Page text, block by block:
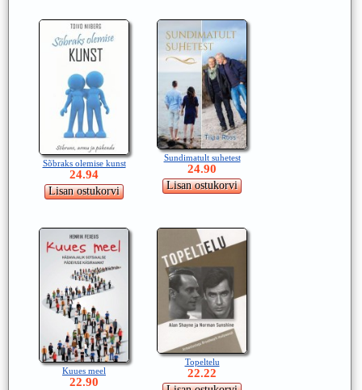
Sõbraks olemise kunst
24.94
Sundimatult suhetest
24.90
Kuues meel
22.90
Topeltelu
22.22